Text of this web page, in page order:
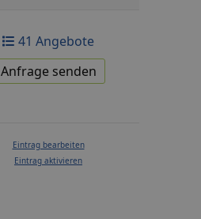
41 Angebote
Anfrage senden
Eintrag bearbeiten
Eintrag aktivieren